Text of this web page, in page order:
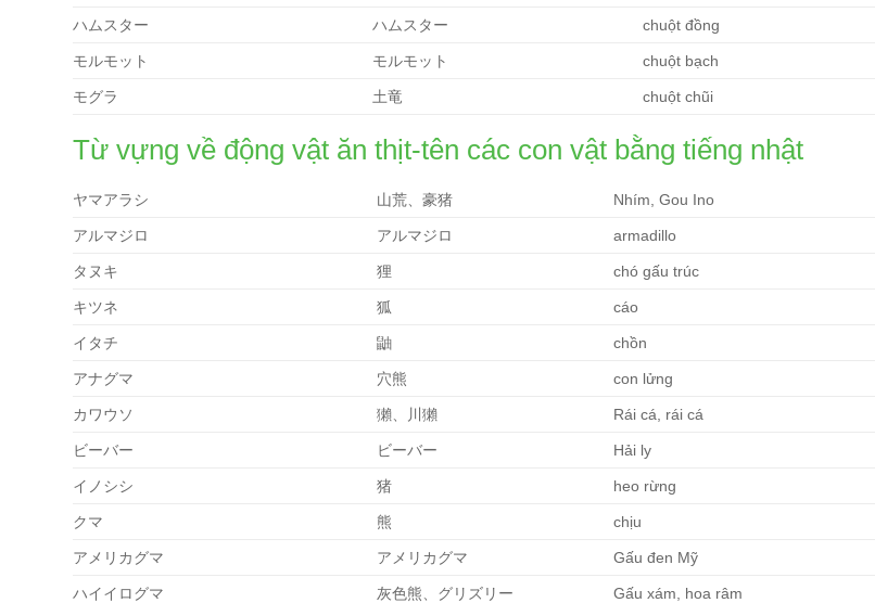
ハムスター ハムスター chuột đồng
モルモット モルモット chuột bạch
モグラ 土竜 chuột chũi
Từ vựng về động vật ăn thịt-tên các con vật bằng tiếng nhật
ヤマアラシ 山荒、豪猪 Nhím, Gou Ino
アルマジロ アルマジロ armadillo
タヌキ 狸 chó gấu trúc
キツネ 狐 cáo
イタチ 鼬 chồn
アナグマ 穴熊 con lửng
カワウソ 獺、川獺 Rái cá, rái cá
ビーバー ビーバー Hải ly
イノシシ 猪 heo rừng
クマ 熊 chịu
アメリカグマ アメリカグマ Gấu đen Mỹ
ハイイログマ 灰色熊、グリズリー Gấu xám, hoa râm